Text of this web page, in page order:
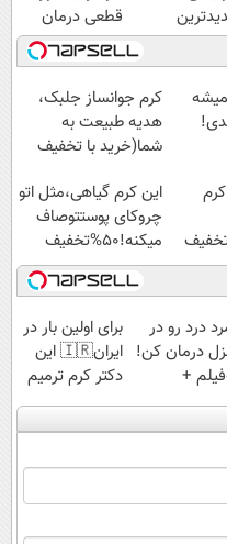
اروپا،
و مقاوم |
قسطی
قطعی درمان
کنید!
◗پرسش‌نامه◖
کرم جوانساز جلبک،
هدیه طبیعت به
شما(خرید با تخفیف
این کرم گیاهی،مثل اتو
چروکای پوستتوصاف
میکنه!50%تخفیف
درد رو در
درمان کن!
+
برای اولین بار در
ایران🇮🇷 این
دکتر کرم ترمیم
کننده 23 روزه
ساخت!